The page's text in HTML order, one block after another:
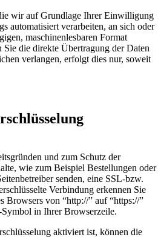
wir auf Grundlage Ihrer Einwilligung
automatisiert verarbeiten, an sich oder
maschinenlesbaren Format
Sie die direkte Übertragung der Daten
verlangen, erfolgt dies nur, soweit
und zum Schutz der
wie zum Beispiel Bestellungen oder
senden, eine SSL-bzw.
Verbindung erkennen Sie
Browsers von “http://” auf “https://”
in Ihrer Browserzeile.
aktiviert ist, können die